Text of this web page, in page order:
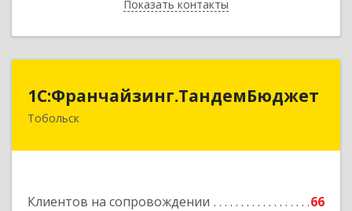
Показать контакты
Назад
1С:Франчайзинг.ТандемБюджет
Тобольск
Клиентов на сопровождении 66
1С:Франчайзинг.ТандемБюджет